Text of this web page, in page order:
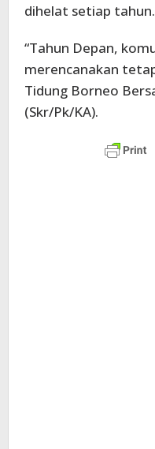
dihelat setiap tahun.
“Tahun Depan,
merencanakan
Tidung Borneo
(Skr/Pk/KA).